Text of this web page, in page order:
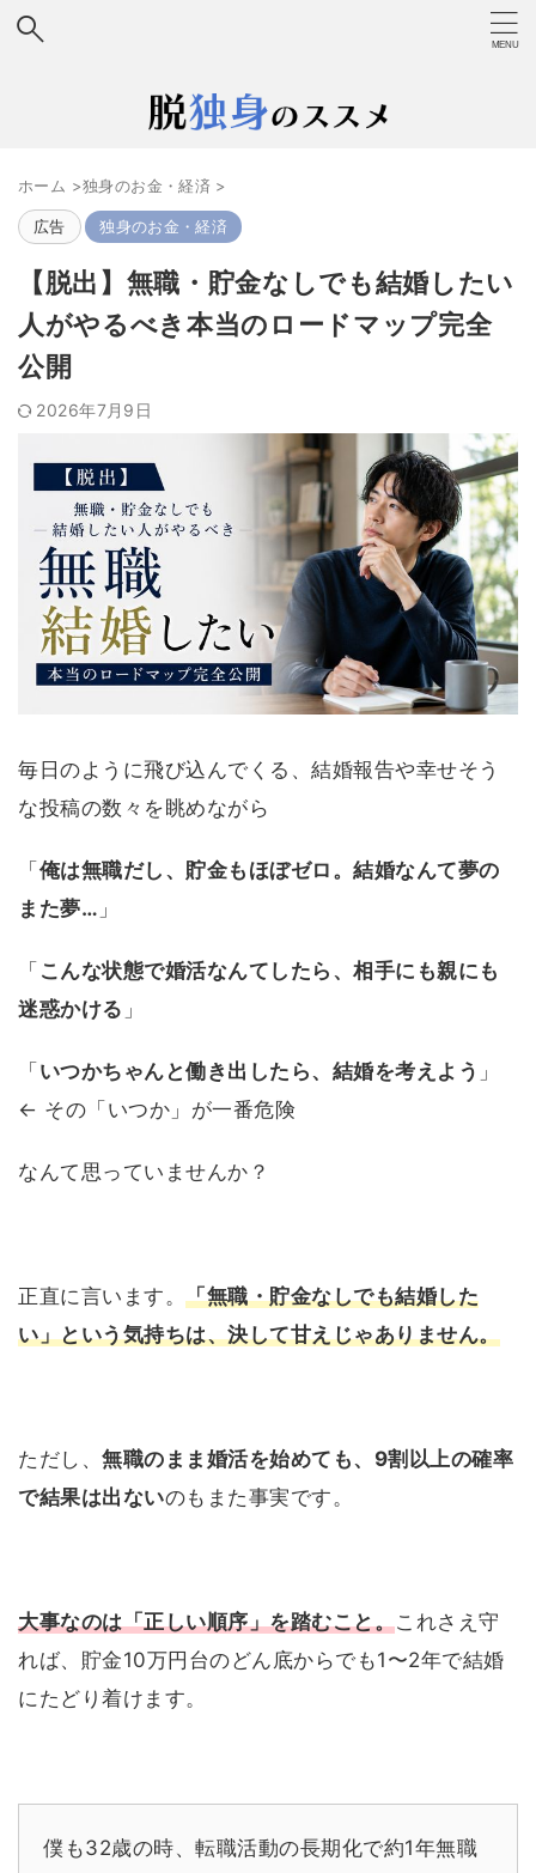
ホーム >独身のお金・経済 >
広告 独身のお金・経済
【脱出】無職・貯金なしでも結婚したい
人がやるべき本当のロードマップ完全
公開
2026年7月9日
毎日のように飛び込んでくる、結婚報告や幸せそう
な投稿の数々を眺めながら
「俺は無職だし、貯金もほぼゼロ。結婚なんて夢の
また夢… 」
「 こんな状態で婚活なんてしたら、相手にも親にも
迷惑かける 」
「いつかちゃんと働き出したら、結婚を考えよう 」
← その「いつか」が一番危険
なんて思っていませんか？
正直に言います。「無職・貯金なしでも結婚した
い」という気持ちは、決して甘えじゃありません。
ただし、無職のまま婚活を始めても、9割以上の確率
で結果は出ないのもまた事実です。
大事なのは「正しい順序」を踏むこと。これさえ守
れば、貯金10万円台のどん底からでも1〜2年で結婚
にたどり着けます。
僕も32歳の時、転職活動の長期化で約1年無職